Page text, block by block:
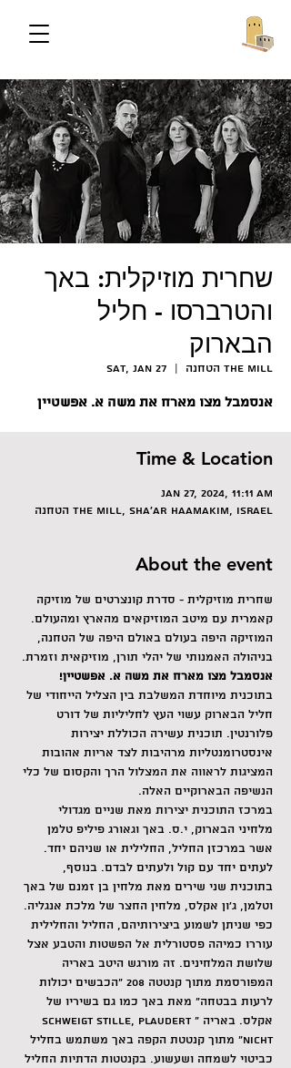
שחרית מוזיקלית: באך
והטרברסו - חליל
הבארוק
Sat, Jan 27
  |
הטחנה The Mill
אנסמבל מצו מארח את משה א. אפשטיין
Time & Location
Jan 27, 2024, 11:11 AM
הטחנה The Mill, Sha'ar HaAmakim, Israel
About the event
שחרית מוזיקלית - סדרת קונצרטים של מוזיקה
קאמרית עם מיטב המוזיקאים מהארץ ומהעולם.
המוזיקה היפה בעולם באולם היפה של הטחנה,
בניהולה האמנותי של יהלי תורן, מוזיקאית וזמרת.
אנסמבל מצו מארח את משה א. אפשטיין!
בתוכנית מיוחדת המשלבת בין הצליל הייחודי של
חליל הבארוק עשוי העץ לחליליות של דורט
פלורנטין. תוכנית עשירה הכוללת יצירות
אינסטרומנטליות מרהיבות לצד אריות אהובות
המציגות לראווה את המצלול הרך והקסום של כלי
הנשיפה הבארוקיים האלה.
במרכז התוכנית יצירות מאת שניים מגדולי
מלחיני הבארוק, י.ס. באך וגאורג פיליפ טלמן
אשר במרכזן החליל, החלילית או שניהם יחד.
לעתים יחד עם קול ולעתים לבדם. בנוסף,
בתוכנית שני שירים מאת מלחין בן זמנם של באך
וטלמן, ג׳ון אקלס, מלחין החצר של מלכת אנגליה.
כפי שניתן לשמוע ביצירותיהם, החליל והחלילית
עוררו כמיהה פסטורלית אל הפשטות והטבע אצל
שלושת המלחינים. זה מורגש היטב באריה
המפורסמת מתוך קנטטה 208 ״הכבשים יכולות
לרעות בבטחה״ מאת באך כמו גם בשיריו של
אקלס. באריה "Schweigt stille, plaudert
nicht" מתוך קנטטת הקפה באך משתמש בחליל
כביטוי לשמחה ושעשוע. בקנטטות הדתיות החליל